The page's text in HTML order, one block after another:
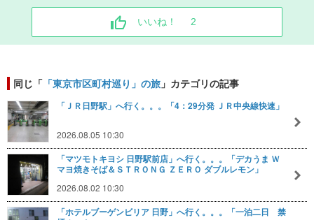
いいね！ 2
同じ「 「東京市区町村巡り」の旅 」カテゴリの記事
「ＪＲ日野駅」へ行く。。。「4：29分発 ＪＲ中央線快速」
2026.08.05 10:30
「マツモトキヨシ 日野駅前店」へ行く。。。「デカうま Ｗ
マヨ焼きそば＆ＳＴＲＯＮＧ ＺＥＲＯ ダブルレモン」
2026.08.02 10:30
「ホテルブーゲンビリア 日野」へ行く。。。「一泊二日 禁